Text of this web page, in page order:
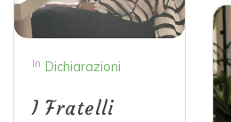
In Dichiarazioni
I Fratelli